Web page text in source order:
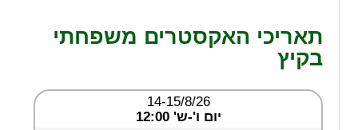
תאריכי האקסטרים משפחתי
בקיץ
14-15/8/26
יום ו'-ש' 12:00